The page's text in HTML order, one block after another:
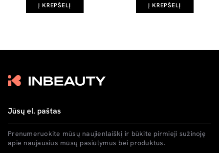
Į KREPŠELĮ Į KREPŠELĮ
Prenumeruokite mūsų naujienlaiškį ir būkite pirmieji sužinoję
apie naujausius mūsų pasiūlymus bei produktus.